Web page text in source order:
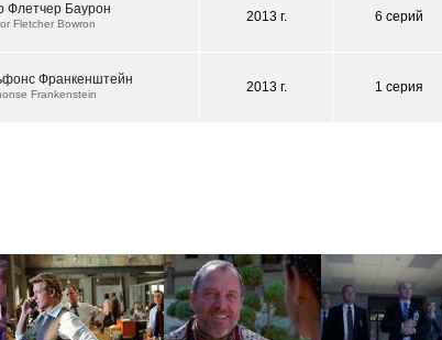
Флетчер Баурон
Fletcher Bowron 2013 г. 6 серий
Франкенштейн
Frankenstein 2013 г. 1 серия